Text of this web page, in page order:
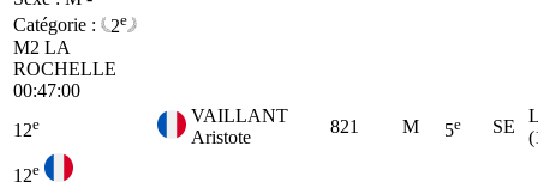
Catégorie :
2e
M2 LA
ROCHELLE
00:47:00
12e
VAILLANT
Aristote
821 M 5e SE
12e